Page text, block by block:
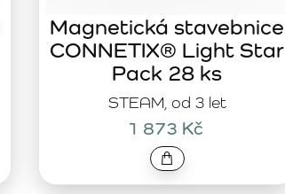
STEAM, od 3 let
Magnetická stavebnice
CONNETIX® Light Star
Pack 28 ks
1 873 Kč